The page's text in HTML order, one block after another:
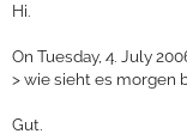
Hi.
On Tuesday, 4. July
>wie sieht es morgen
Gut.